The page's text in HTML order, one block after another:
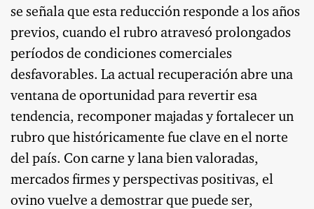
se señala que esta reducción responde a los años
previos, cuando el rubro atravesó prolongados
períodos de condiciones comerciales
desfavorables. La actual recuperación abre una
ventana de oportunidad para revertir esa
tendencia, recomponer majadas y fortalecer un
rubro que históricamente fue clave en el norte
del país. Con carne y lana bien valoradas,
mercados firmes y perspectivas positivas, el
ovino vuelve a demostrar que puede ser,